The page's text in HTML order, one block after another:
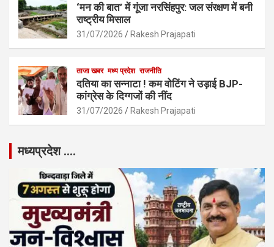
‘मन की बात’ में गूंजा नरसिंहपुर: जल संरक्षण में बनी
राष्ट्रीय मिसाल
31/07/2026 Rakesh Prajapati
ताजा खबर मध्य प्रदेश राजनीति
दतिया का सन्नाटा ! कम वोटिंग ने उड़ाई BJP-
कांग्रेस के दिग्गजों की नींद
31/07/2026 Rakesh Prajapati
मध्यप्रदेश ….